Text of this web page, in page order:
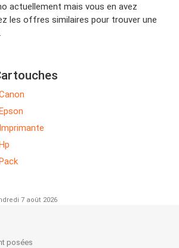
actuellement mais vous en avez
les offres similaires pour trouver une
7 août 2026
posées